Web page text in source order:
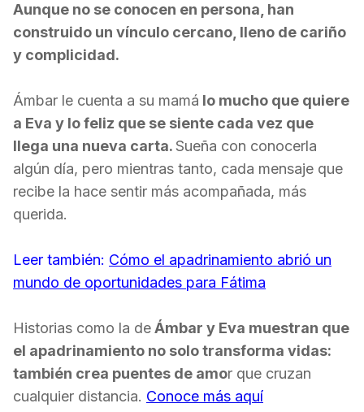
Aunque no se conocen en persona, han
construido un vínculo cercano, lleno de cariño
y complicidad.
Ámbar le cuenta a su mamá lo mucho que quiere
a Eva y lo feliz que se siente cada vez que
llega una nueva carta.Sueña con conocerla
algún día, pero mientras tanto, cada mensaje que
recibe la hace sentir más acompañada, más
querida.
Leer también: Cómo el apadrinamiento abrió un
mundo de oportunidades para Fátima
Historias como la deÁmbar y Eva muestran que
el apadrinamiento no solo transforma vidas:
también crea puentes de amor que cruzan
cualquier distancia. Conoce más aquí